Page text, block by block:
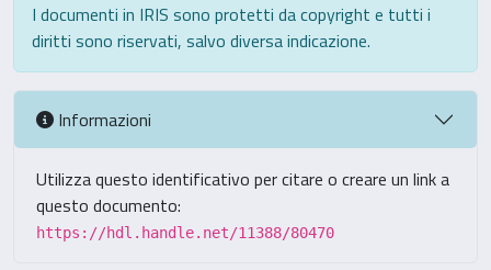
I documenti in IRIS sono protetti da copyright e tutti i
diritti sono riservati, salvo diversa indicazione.
Informazioni
Utilizza questo identificativo per citare o creare un link a
questo documento:
https://hdl.handle.net/11388/80470